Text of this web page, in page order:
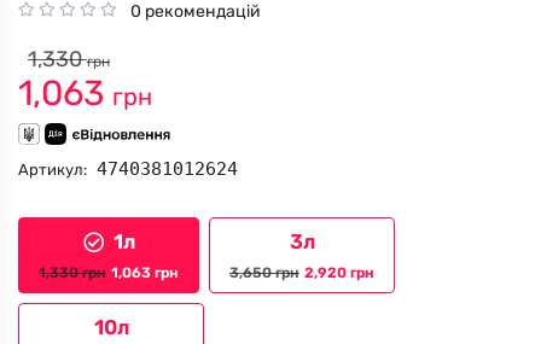
0 рекомендацій
1,330 грн
1,063 грн
Артикул: 4740381012624
1л
1,330 грн 1,063 грн
3л
3,650 грн 2,920 грн
10л